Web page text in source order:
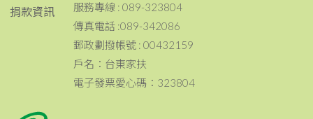
捐款資訊
服務專線 : 089-323804
傳真電話 :089-342086
郵政劃撥帳號 : 00432159
戶名：台東家扶
電子發票愛心碼：323804